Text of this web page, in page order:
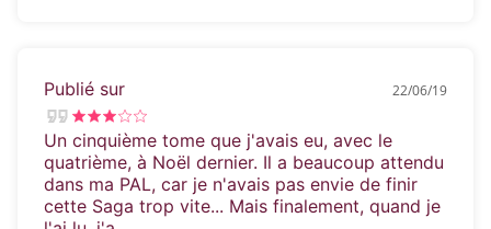
Publié sur 22/06/19
Un cinquième tome que j'avais eu, avec le
quatrième, à Noël dernier. Il a beaucoup attendu
dans ma PAL, car je n'avais pas envie de finir
cette Saga trop vite... Mais finalement, quand je